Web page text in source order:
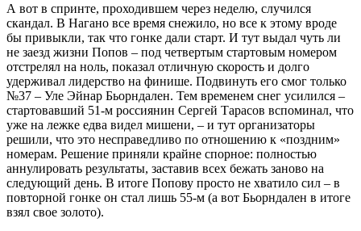
А вот в спринте, проходившем через неделю, случился
скандал. В Нагано все время снежило, но все к этому вроде
бы привыкли, так что гонке дали старт. И тут выдал чуть ли
не заезд жизни Попов – под четвертым стартовым номером
отстрелял на ноль, показал отличную скорость и долго
удерживал лидерство на финише. Подвинуть его смог только
№37 – Уле Эйнар Бьорндален. Тем временем снег усилился –
стартовавший 51-м россиянин Сергей Тарасов вспоминал, что
уже на лежке едва видел мишени, – и тут организаторы
решили, что это несправедливо по отношению к «поздним»
номерам. Решение приняли крайне спорное: полностью
аннулировать результаты, заставив всех бежать заново на
следующий день. В итоге Попову просто не хватило сил – в
повторной гонке он стал лишь 55-м (а вот Бьорндален в итоге
взял свое золото).